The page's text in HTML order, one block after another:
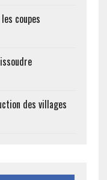
coupes
des villages